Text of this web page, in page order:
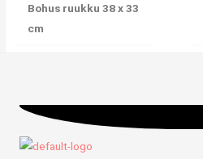
Bohus ruukku 38 x 33
cm